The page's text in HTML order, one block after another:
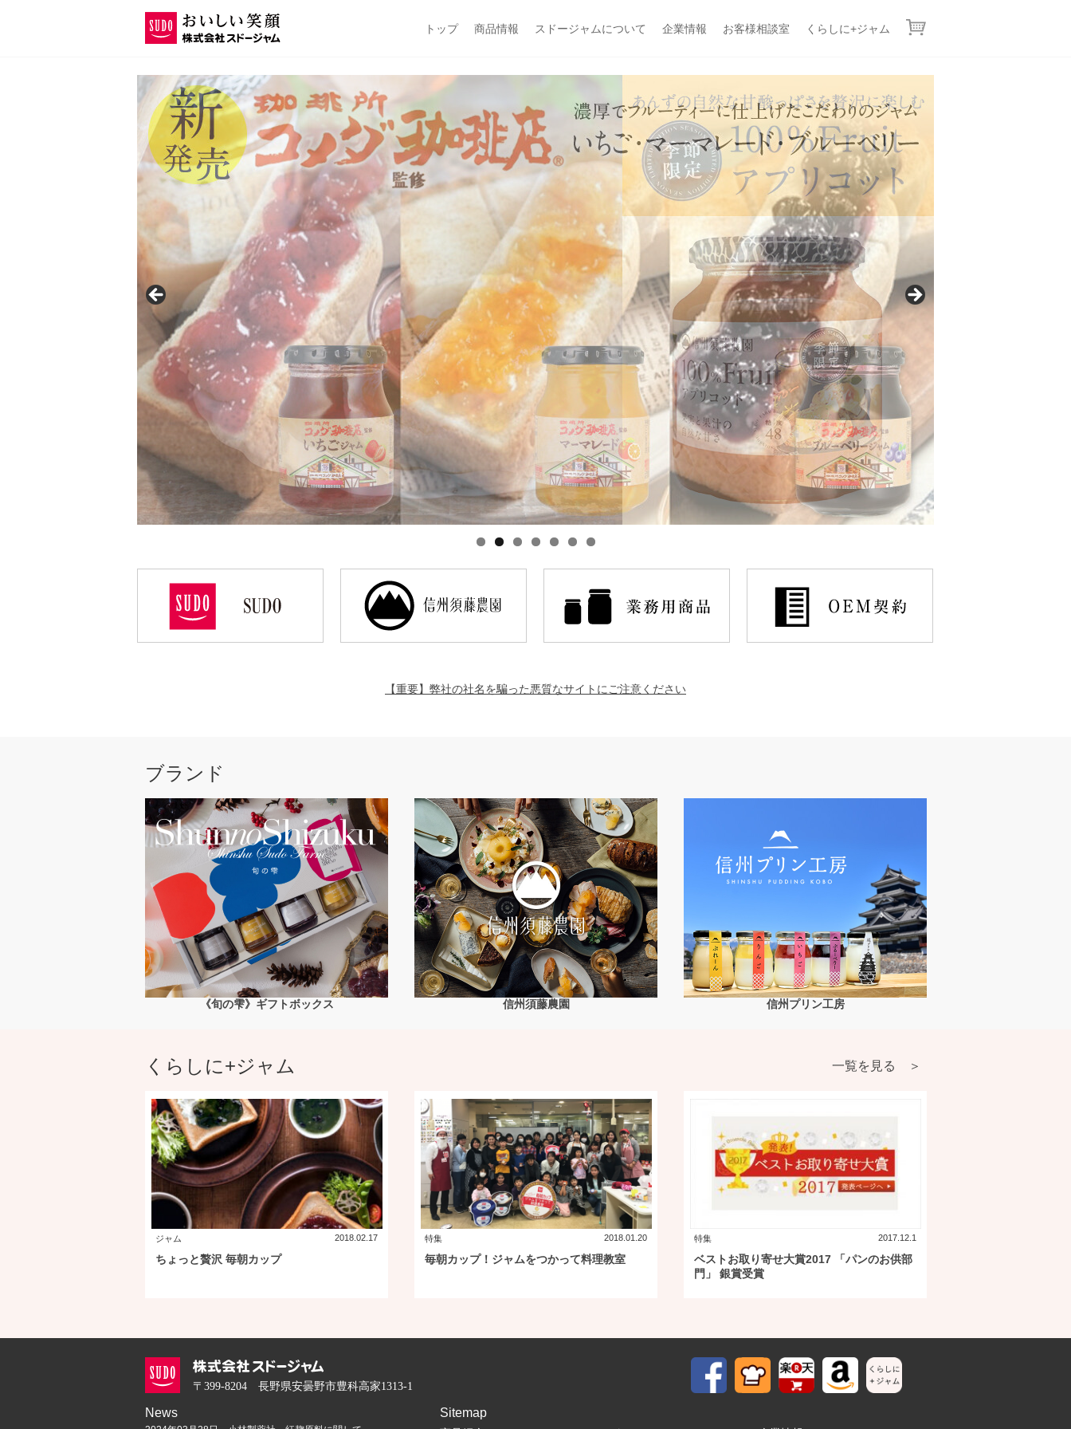
トップ 商品情報 スドージャムについて 企業情報 お客様相談室 くらしに+ジャム
【重要】弊社の社名を騙った悪質なサイトにご注意ください
ブランド
《旬の雫》ギフトボックス 信州須藤農園 信州プリン工房
くらしに+ジャム 一覧を見る ＞
ジャム 2018.02.17
ちょっと贅沢 毎朝カップ
特集 2018.01.20
毎朝カップ！ジャムをつかって料理教室
特集 2017.12.1
ベストお取り寄せ大賞2017 「パンのお供部
門」 銀賞受賞
〒399-8204 長野県安曇野市豊科高家1313-1
News Sitemap